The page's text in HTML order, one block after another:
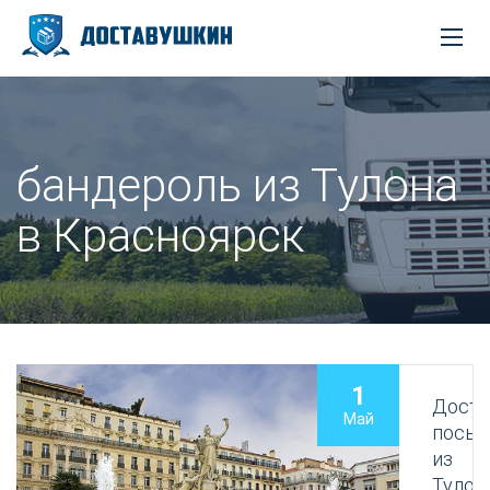
бандероль из Тулона
в Красноярск
1
Май
из